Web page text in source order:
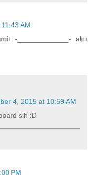
AM
-_____________- aku
4, 2015 at 10:59 AM
sih :D
PM